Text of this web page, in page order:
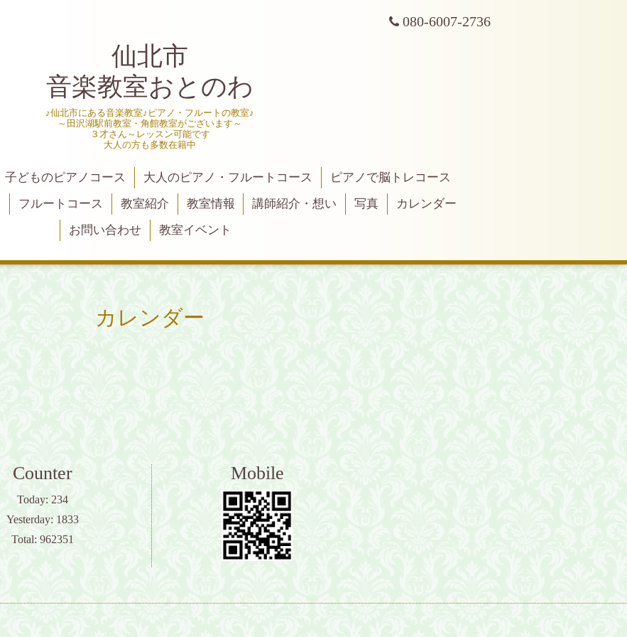
080-6007-2736
仙北市
音楽教室おとのわ
♪仙北市にある音楽教室♪ピアノ・フルートの教室♪
～田沢湖駅前教室・角館教室がございます～
３才さん～レッスン可能です
大人の方も多数在籍中
子どものピアノコース 大人のピアノ・フルートコース
ピアノで脳トレコース
フルートコース 教室紹介 教室情報 講師紹介・想い 写真
カレンダー
お問い合わせ
教室イベント
カレンダー
Counter
Today: 234
Yesterday: 1833
Total: 962351
Mobile